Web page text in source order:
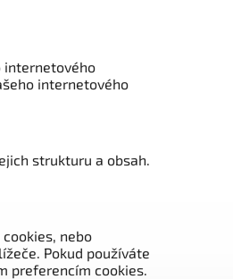
internetového
internetového
strukturu a obsah.
nebo
Pokud používáte
preferencím cookies.